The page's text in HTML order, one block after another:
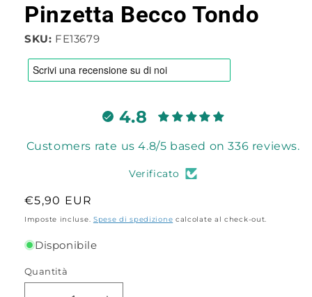
Pinzetta Becco Tondo
SKU: FE13679
4.8
Customers rate us 4.8/5 based on 336 reviews.
Verificato
Prezzo
di
€5,90 EUR
Imposte incluse. Spese di spedizione calcolate al check-out.
Disponibile
Quantità